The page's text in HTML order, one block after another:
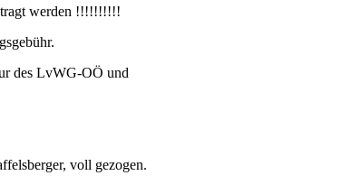
werden !!!!!!!!!!
des LvWG-OÖ und
voll gezogen.